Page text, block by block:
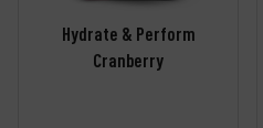
Hydrate & Perform
Cranberry